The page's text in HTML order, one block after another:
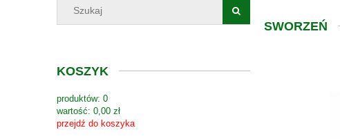
KOSZYK
produktów: 0
wartość: 0,00 zł
przejdź do koszyka
SWORZEŃ